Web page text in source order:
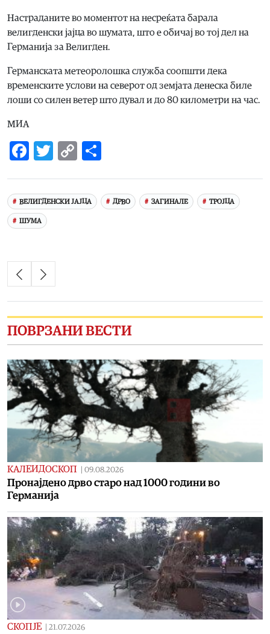
Настраданите во моментот на несреќата барала
велигденски јајца во шумата, што е обичај во тој дел на
Германија за Велигден.
Германската метеоролошка служба соопшти дека
временските услови на северот од земјата денеска биле
лоши со силен ветер што дувал и до 80 километри на час.
МИА
Facebook
Twitter
Copy
ВЕЛИГДЕНСКИ ЈАЈЦА ДРВО ЗАГИНАЛЕ ТРОЈЦА
ШУМА
ПОВРЗАНИ ВЕСТИ
КАЛЕИДОСКОП 09.08.2026
Пронајдено дрво старо над 1000 години во
Германија
СКОПЈЕ 21.07.2026